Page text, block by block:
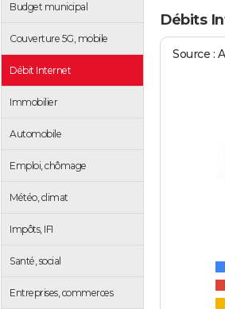
Budget municipal
Couverture 5G, mobile
Débit Internet
Immobilier
Automobile
Emploi, chômage
Météo, climat
Impôts, IFI
Santé, social
Entreprises, commerces
Débits
Source :